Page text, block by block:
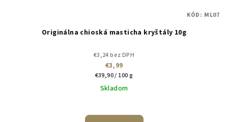
Originálna chioská masticha kryštály 10g
€3,24 bez DPH
€3,99
Jednotková
cena:
€39,90 / 100 g
Skladom
KÓD: ML07